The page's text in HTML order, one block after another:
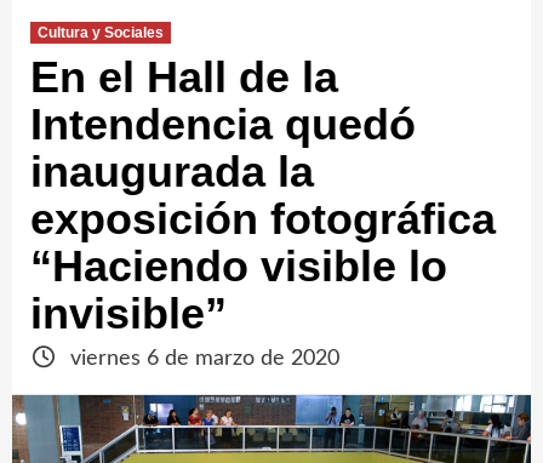
Cultura y Sociales
En el Hall de la
Intendencia quedó
inaugurada la
exposición fotográfica
“Haciendo visible lo
invisible”
viernes 6 de marzo de 2020